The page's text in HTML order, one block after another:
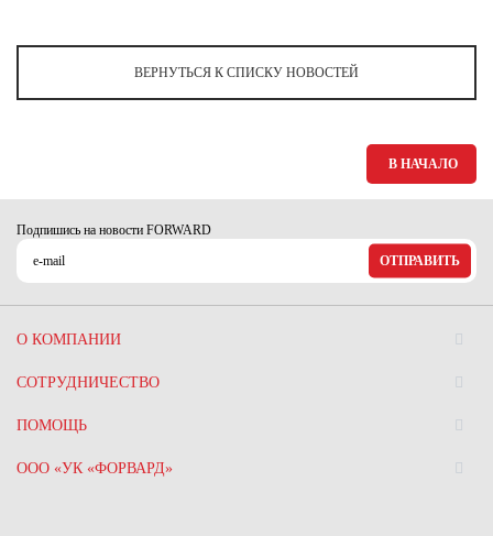
ВЕРНУТЬСЯ К СПИСКУ НОВОСТЕЙ
В НАЧАЛО
Подпишись на новости FORWARD
ОТПРАВИТЬ
О КОМПАНИИ
СОТРУДНИЧЕСТВО
ПОМОЩЬ
ООО «УК «ФОРВАРД»